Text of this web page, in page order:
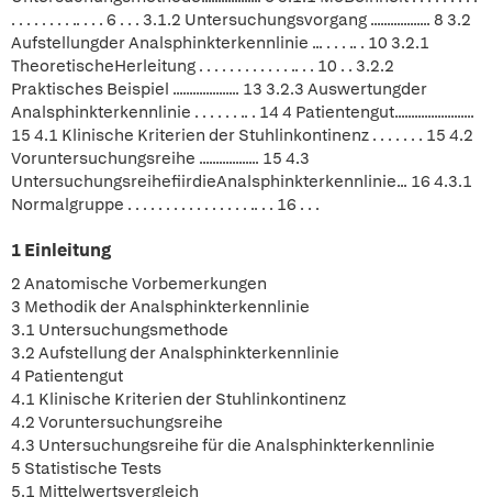
. . . . . . . . .. . . . 6 . . . 3.1.2 Untersuchungsvorgang .................. 8 3.2
Aufstellungder Analsphinkterkennlinie ... . . . .. . 10 3.2.1
TheoretischeHerleitung . . . . . . . . . . . . .. . . 10 . . 3.2.2
Praktisches Beispiel .................... 13 3.2.3 Auswertungder
Analsphinkterkennlinie . . . . . . .. . 14 4 Patientengut........................
15 4.1 Klinische Kriterien der Stuhlinkontinenz . . . . . . . 15 4.2
Voruntersuchungsreihe .................. 15 4.3
UntersuchungsreihefiirdieAnalsphinkterkennlinie... 16 4.3.1
Normalgruppe . . . . . . . . . . . . . . . . .. . . 16 . . .
1 Einleitung
2 Anatomische Vorbemerkungen
3 Methodik der Analsphinkterkennlinie
3.1 Untersuchungsmethode
3.2 Aufstellung der Analsphinkterkennlinie
4 Patientengut
4.1 Klinische Kriterien der Stuhlinkontinenz
4.2 Voruntersuchungsreihe
4.3 Untersuchungsreihe für die Analsphinkterkennlinie
5 Statistische Tests
5.1 Mittelwertsvergleich